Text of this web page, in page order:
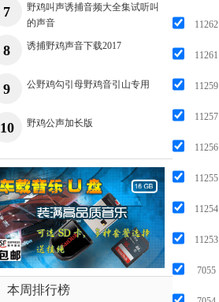
7
野鸡叫声诱捕音频大全集试听叫
的声音
8 诱捕野鸡声音下载2017
9 公野鸡勾引母野鸡音引山专用
10 野鸡公声加长版
本周排行榜
11262
11261
11259
11257
11256
11255
11254
11253
7055